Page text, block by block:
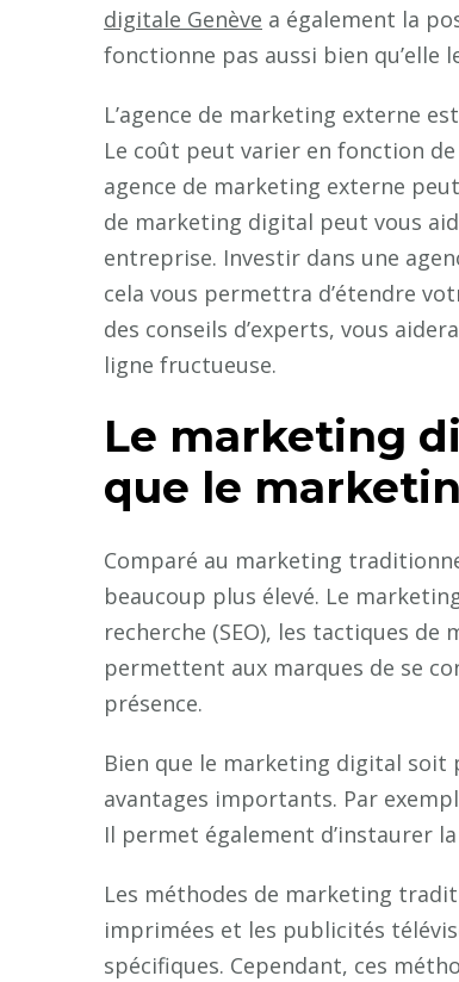
digitale Genève a également la
fonctionne pas aussi bien qu’elle
L’agence de marketing externe
Le coût peut varier en fonction
agence de marketing externe
de marketing digital peut vous
entreprise. Investir dans une
cela vous permettra d’étendre
des conseils d’experts, vous
ligne fructueuse.
Le marketing
que le
Comparé au marketing
beaucoup plus élevé. Le
recherche (SEO), les tactiques
permettent aux marques de se
présence.
Bien que le marketing digital
avantages importants. Par
Il permet également d’instaurer
Les méthodes de marketing
imprimées et les publicités
spécifiques. Cependant, ces